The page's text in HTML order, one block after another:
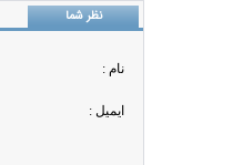
نظر شما
نام :
ايميل :